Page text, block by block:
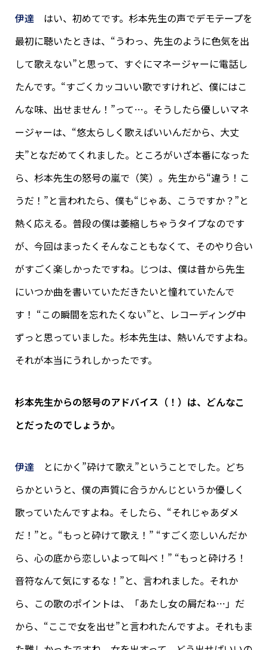
伊達はい、初めてです。杉本先生の声でデモテープを
最初に聴いたときは、“うわっ、先生のように色気を出
して歌えない”と思って、すぐにマネージャーに電話し
たんです。“すごくカッコいい歌ですけれど、僕にはこ
んな味、出せません！”って…。そうしたら優しいマネ
ージャーは、“悠太らしく歌えばいいんだから、大丈
夫”となだめてくれました。ところがいざ本番になった
ら、杉本先生の怒号の嵐で（笑）。先生から“違う！こ
うだ！”と言われたら、僕も“じゃあ、こうですか？”と
熱く応える。普段の僕は萎縮しちゃうタイプなのです
が、今回はまったくそんなこともなくて、そのやり合い
がすごく楽しかったですね。じつは、僕は昔から先生
にいつか曲を書いていただきたいと憧れていたんで
す！ “この瞬間を忘れたくない”と、レコーディング中
ずっと思っていました。杉本先生は、熱いんですよね。
それが本当にうれしかったです。
杉本先生からの怒号のアドバイス（！）は、どんなこ
とだったのでしょうか。
伊達とにかく”砕けて歌え”ということでした。どち
らかというと、僕の声質に合うかんじというか優しく
歌っていたんですよね。そしたら、“それじゃあダメ
だ！”と。“もっと砕けて歌え！” “すごく恋しいんだか
ら、心の底から恋しいよって叫べ！” “もっと砕けろ！
音符なんて気にするな！”と、言われました。それか
ら、この歌のポイントは、「あたし女の屑だね…」だ
から、“ここで女を出せ”と言われたんですよ。それもま